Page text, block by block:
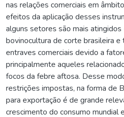
nas relações comerciais em
efeitos da aplicação desses
alguns setores são mais
bovinocultura de corte brasileira
entraves comerciais devido a
principalmente aqueles
focos da febre aftosa. Desse
restrições impostas, na forma de
para exportação é de grande
crescimento do consumo mundial